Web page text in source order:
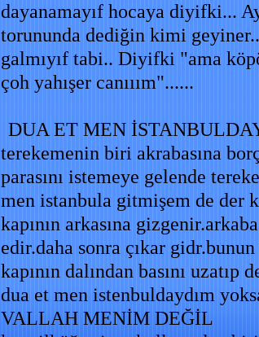
dayanamayıf hocaya diyifki...
torununda dediğin kimi
galmıyıf tabi.. Diyifki "ama
çoh yahışer canııım"......
DUA ET MEN
terekemenin biri akrabasına
parasını istemeye gelende
men istanbula gitmişem de der
kapının arkasına
edir.daha sonra çıkar
kapının dalından basını uzatıp
dua et men istenbuldaydım
VALLAH MENİM DEĞİL